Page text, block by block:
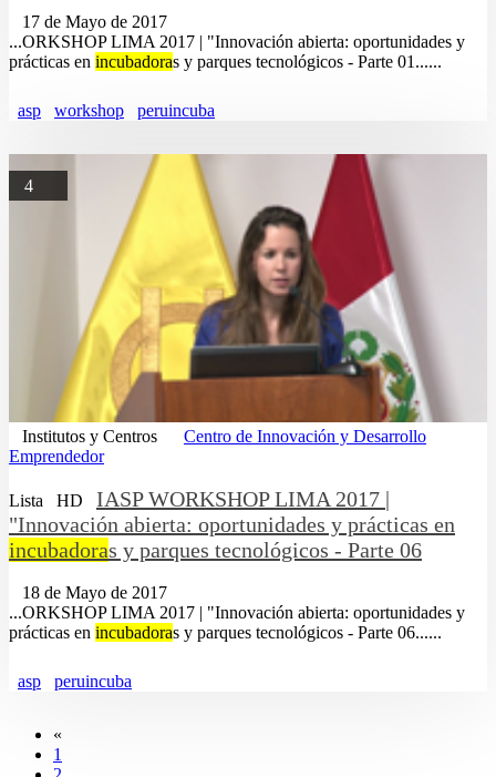
17 de Mayo de 2017
...ORKSHOP LIMA 2017 | "Innovación abierta: oportunidades y
prácticas en incubadoras y parques tecnológicos - Parte 01......
asp workshop peruincuba
4
Institutos y Centros
Centro de Innovación y Desarrollo
Emprendedor
Lista HD
IASP WORKSHOP LIMA 2017 |
"Innovación abierta: oportunidades y prácticas en
incubadoras y parques tecnológicos - Parte 06
18 de Mayo de 2017
...ORKSHOP LIMA 2017 | "Innovación abierta: oportunidades y
prácticas en incubadoras y parques tecnológicos - Parte 06......
asp peruincuba
«
1